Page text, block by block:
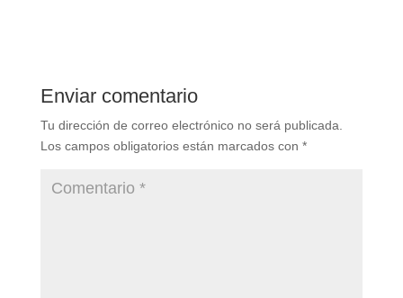
Enviar comentario
Tu dirección de correo electrónico no será publicada.
Los campos obligatorios están marcados con *